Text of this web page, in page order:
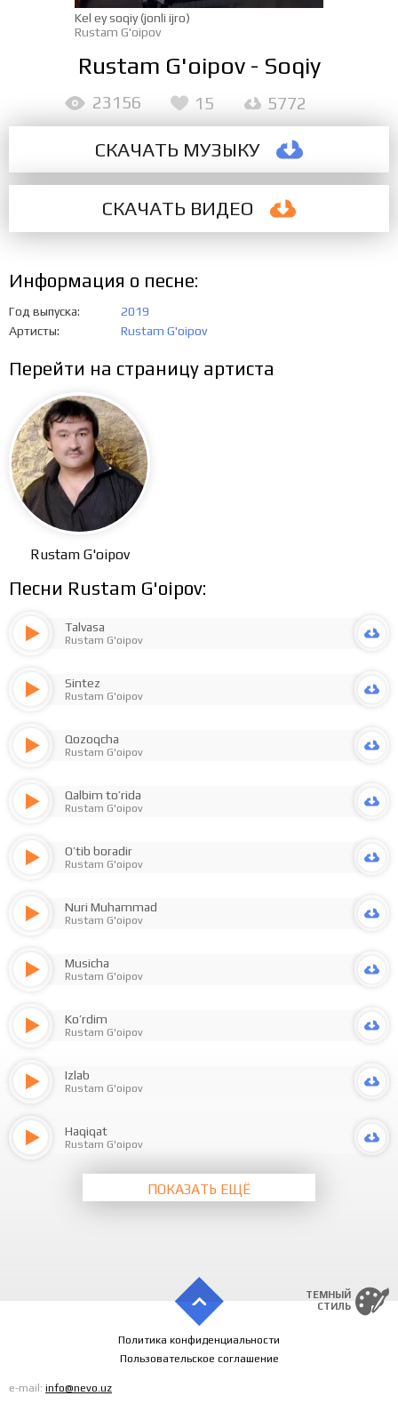
Kel ey soqiy (jonli ijro)
Rustam G'oipov
Rustam G'oipov - Soqiy
СКАЧАТЬ МУЗЫКУ
СКАЧАТЬ ВИДЕО
23156 15 5772
Информация о песне:
Год выпуска
2019
Артисты
Rustam G'oipov
Перейти на страницу артиста
Rustam G'oipov
Песни Rustam G'oipov:
Talvasa
Rustam G'oipov
Sintez
Rustam G'oipov
Qozoqcha
Rustam G'oipov
Qalbim to’rida
Rustam G'oipov
O’tib boradir
Rustam G'oipov
Nuri Muhammad
Rustam G'oipov
Musicha
Rustam G'oipov
Ko’rdim
Rustam G'oipov
Izlab
Rustam G'oipov
Haqiqat
Rustam G'oipov
ПОКАЗАТЬ ЕЩЁ
ТЕМНЫЙ
СТИЛЬ
Политика конфиденциальности
Пользовательское соглашение
e-mail: info@nevo.uz